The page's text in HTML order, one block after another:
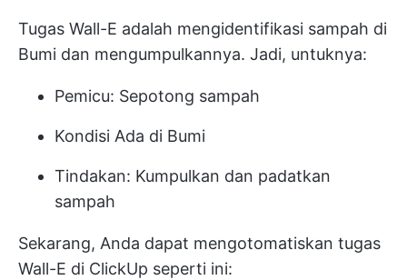
Tugas Wall-E adalah mengidentifikasi sampah di
Bumi dan mengumpulkannya. Jadi, untuknya:
Pemicu: Sepotong sampah
Kondisi Ada di Bumi
Tindakan: Kumpulkan dan padatkan
sampah
Sekarang, Anda dapat mengotomatiskan tugas
Wall-E di ClickUp seperti ini: